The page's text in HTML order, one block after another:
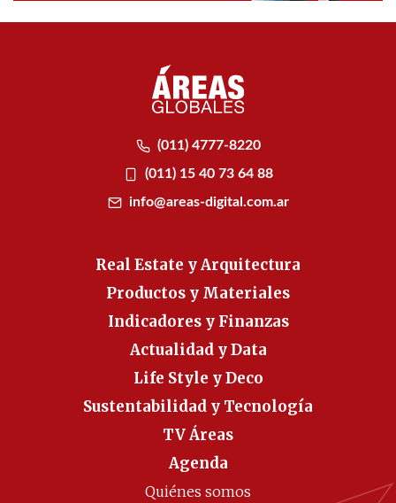
(011) 4777-8220
(011) 15 40 73 64 88
info@areas-digital.com.ar
Real Estate y Arquitectura
Productos y Materiales
Indicadores y Finanzas
Actualidad y Data
Life Style y Deco
Sustentabilidad y Tecnología
TV Áreas
Agenda
Quiénes somos